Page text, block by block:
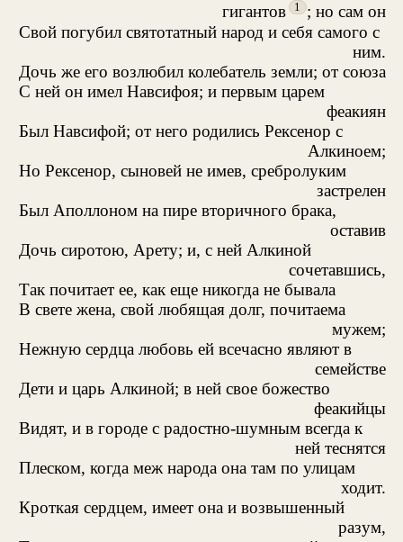
гигантов
1 ; но сам он
Свой погубил святотатный народ и себя самого с
ним.
Дочь же его возлюбил колебатель земли; от союза
С ней он имел Навсифоя; и первым царем
феакиян
Был Навсифой; от него родились Рексенор с
Алкиноем;
Но Рексенор, сыновей не имев, сребролуким
застрелен
Был Аполлоном на пире вторичного брака,
оставив
Дочь сиротою, Арету; и, с ней Алкиной
сочетавшись,
Так почитает ее, как еще никогда не бывала
В свете жена, свой любящая долг, почитаема
мужем;
Нежную сердца любовь ей всечасно являют в
семействе
Дети и царь Алкиной; в ней свое божество
феакийцы
Видят, и в городе с радостно-шумным всегда к
ней теснятся
Плеском, когда меж народа она там по улицам
ходит.
Кроткая сердцем, имеет она и возвышенный
разум,